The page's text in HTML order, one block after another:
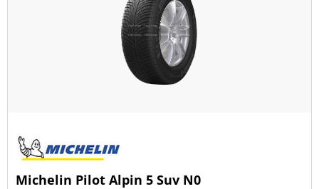
Michelin Pilot Alpin 5 Suv N0